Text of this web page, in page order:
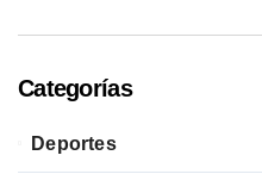
Categorías
Deportes